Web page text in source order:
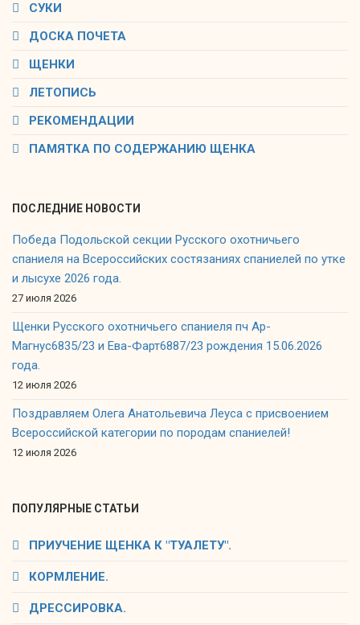
СУКИ
ДОСКА ПОЧЕТА
ЩЕНКИ
ЛЕТОПИСЬ
РЕКОМЕНДАЦИИ
ПАМЯТКА ПО СОДЕРЖАНИЮ ЩЕНКА
ПОСЛЕДНИЕ НОВОСТИ
Победа Подольской секции Русского охотничьего
спаниеля на Всероссийских состязаниях спаниелей по утке
и лысухе 2026 года.
27 июля 2026
Щенки Русского охотничьего спаниеля пч Ар-
Магнус6835/23 и Ева-Фарт6887/23 рождения 15.06.2026
года.
12 июля 2026
Поздравляем Олега Анатольевича Леуса с присвоением
Всероссийской категории по породам спаниелей!
12 июля 2026
ПОПУЛЯРНЫЕ СТАТЬИ
ПРИУЧЕНИЕ ЩЕНКА К "ТУАЛЕТУ".
КОРМЛЕНИЕ.
ДРЕССИРОВКА.